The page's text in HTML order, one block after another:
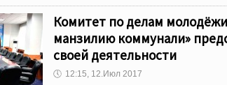
Комитет по делам молодёжи
манзилию коммунали»
своей деятельности
🕔 12:15, 12.Июл 2017